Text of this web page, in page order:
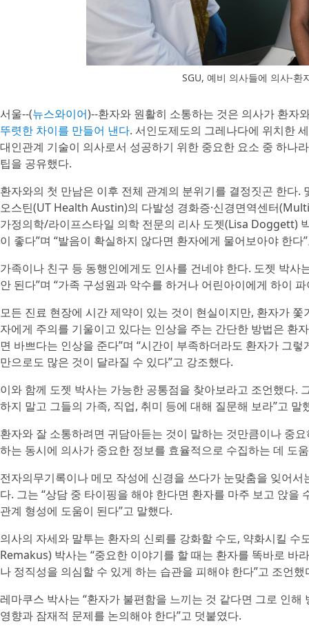
SGU, 예비 의사들에 의사-환
서울--(뉴스와이어)--환자와 원활히 소통하는 것은 의사가 환자
뚜렷한 차이를 만들어 낸다. 서인도제도의 그레나다에 위치한
대인관계 기술이 의사로서 성공하기 위한 중요한 요소 중 하나
팁을 공유했다.
환자와의 첫 만남은 이후 전체 관계의 분위기를 결정짓곤 한다
오스틴(UT Health Austin)의 다발성 경화증·신경면역센터
가정의학/라이프스타일 의학 전문의 리사 도젯(Lisa Doggett)
이 좋다”며 “발음이 확실하지 않다면 환자에게 물어보아야 한다
가족이나 친구 등 동행인에게도 인사를 건네야 한다. 도젯 박
안 된다”며 “가족 구성원과 악수를 하거나 어린아이에게 하이
모든 진료 현장에 시간 제약이 있는 것이 현실이지만, 환자가
자에게 주의를 기울이고 있다는 인상을 주는 간단한 방법은 환
면 바쁘다는 인상을 준다”며 “시간이 부족하더라도 환자가 그
만으로도 많은 것이 달라질 수 있다”고 강조했다.
이와 함께 도젯 박사는 가능한 공통점을 찾아보라고 조언했다.
하지 말고 그들의 가족, 직업, 취미 등에 대해 질문해 보라”고 말
환자와 잘 소통하려면 귀담아듣는 것이 말하는 것만큼이나 중
하는 동시에 의사가 중요한 정보를 효율적으로 수집하는 데 도
전자의무기록이나 메모 작성에 신경을 쓰다가 눈맞춤을 잊어
다. 그는 “상담 중 타이핑을 해야 한다면 환자를 마주 보고 앉을
관계 형성에 도움이 된다”고 말했다.
의사의 자세와 말투는 환자의 신뢰를 강화할 수도, 약화시킬
Remakus) 박사는 “중요한 이야기를 할 때는 환자를 똑바로 바
나 정직성을 의심할 수 있게 하는 습관을 피해야 한다”고 조언했
레마쿠스 박사는 “환자가 불편함을 느끼는 것 같다면 그로 인
영향과 잠재적 문제를 논의해야 한다”고 덧붙였다.